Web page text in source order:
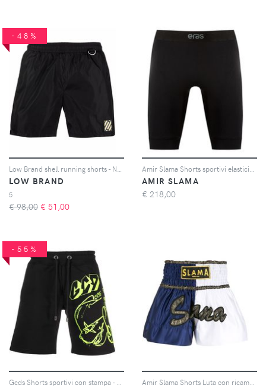
-48%
Low Brand shell running shorts - Nero
LOW BRAND
5
€ 98,00 € 51,00
Amir Slama Shorts sportivi elasticizzati - Nero
AMIR SLAMA
€ 218,00
-55%
Gcds Shorts sportivi con stampa - Nero Amir Slama Shorts Luta con ricamo - Bianco